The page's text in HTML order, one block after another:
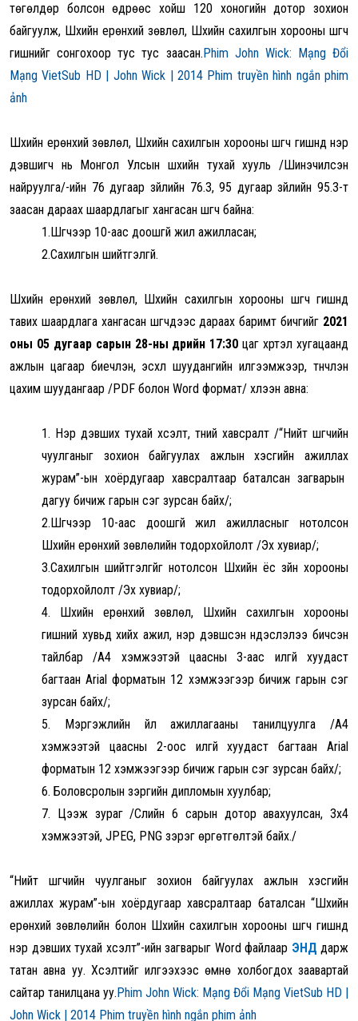
төгөлдөр болсон өдрөөс хойш 120 хоногийн дотор зохион
байгуулж, Шүүхийн ерөнхий зөвлөл, Шүүхийн сахилгын хорооны шүүгч
гишүүнийг сонгохоор тус тус заасан.Phim John Wick: Mạng Đổi
Mạng VietSub HD | John Wick | 2014 Phim truyền hình ngắn phim
ảnh
Шүүхийн ерөнхий зөвлөл, Шүүхийн сахилгын хороонышүүгч гишүүнд нэр
дэвшигч нь Монгол Улсын шүүхийн тухай хууль/Шинэчилсэн
найруулга/-ийн 76 дугаар зүйлийн 76.3, 95 дугаар зүйлийн 95.3-т
заасан дараах шаардлагыг хангасан шүүгч байна:
1.Шүүгчээр 10-аас доошгүй жил ажилласан;
2.Сахилгын шийтгэлгүй.
Шүүхийн ерөнхий зөвлөл, Шүүхийн сахилгын хорооны шүүгч гишүүнд
тавих шаардлага хангасан шүүгчдээс дараах баримт бичгийг 2021
оны 05дугаар сарын 28-ны өдрийн 17:30 цаг хүртэл хугацаанд
ажлын цагаар биечлэн, эсхүл шуудангийн илгээмжээр, түүнчлэн
цахим шуудангаар /PDF болон Word формат/ хүлээн авна:
1. Нэр дэвших тухай хүсэлт, түүний хавсралт /“Нийт шүүгчийн
чуулганыг зохион байгуулах ажлын хэсгийн ажиллах
журам”-ын хоёрдугаар хавсралтаар баталсан загварын
дагуу бичиж гарын үсэг зурсан байх/;
2.Шүүгчээр 10-аас доошгүй жил ажилласныг нотолсон
Шүүхийн ерөнхий зөвлөлийн тодорхойлолт /Эх хувиар/;
3.Сахилгын шийтгэлгүйг нотолсон Шүүхийн ёс зүйн хорооны
тодорхойлолт /Эх хувиар/;
4. Шүүхийн ерөнхий зөвлөл, Шүүхийн сахилгын хорооны
гишүүний хувьд хийх ажил, нэр дэвшсэн үндэслэлээ бичсэн
тайлбар/А4 хэмжээтэй цаасны 3-аас илүүгүй хуудаст
багтаанArialформатын 12 хэмжээгээр бичиж гарын үсэг
зурсан байх/;
5. Мэргэжлийн үйл ажиллагааны танилцуулга /А4
хэмжээтэй цаасны 2-оос илүүгүй хуудаст багтаан Arial
форматын 12 хэмжээгээр бичиж гарын үсэг зурсан байх/;
6. Боловсролын зэргийн дипломын хуулбар;
7. Цээж зураг/Сүүлийн 6 сарын дотор авахуулсан, 3х4
хэмжээтэй, JPEG, PNG зэрэг өргөтгөлтэй байх./
“Нийт шүүгчийн чуулганыг зохион байгуулах ажлын хэсгийн
ажиллах журам”-ын хоёрдугаар хавсралтаар баталсан “Шүүхийн
ерөнхий зөвлөлийн болон Шүүхийн сахилгын хорооны шүүгч гишүүнд
нэр дэвших тухай хүсэлт”-ийн загварыг Word файлаар ЭНД дарж
татан авна уу. Хүсэлтийг илгээхээс өмнө холбогдох заавартай
сайтар танилцана уу.Phim John Wick: Mạng Đổi Mạng VietSub HD |
John Wick | 2014 Phim truyền hình ngắn phim ảnh